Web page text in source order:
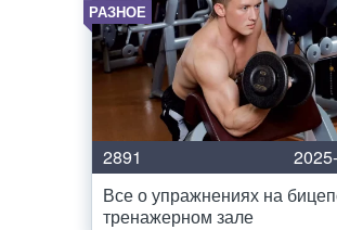
РАЗНОЕ
2891
Все о упражнениях на
тренажерном зале